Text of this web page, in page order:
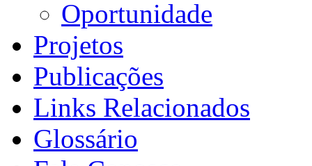
Oportunidade
Projetos
Publicações
Links Relacionados
Glossário